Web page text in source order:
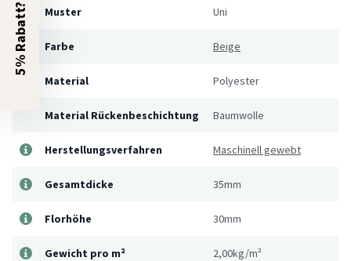
Muster Uni
Farbe Beige
Material Polyester
Material Rückenbeschichtung Baumwolle
Herstellungsverfahren Maschinell gewebt
Gesamtdicke 35mm
Florhöhe 30mm
Gewicht pro m² 2,00kg/m²
5% Rabatt?